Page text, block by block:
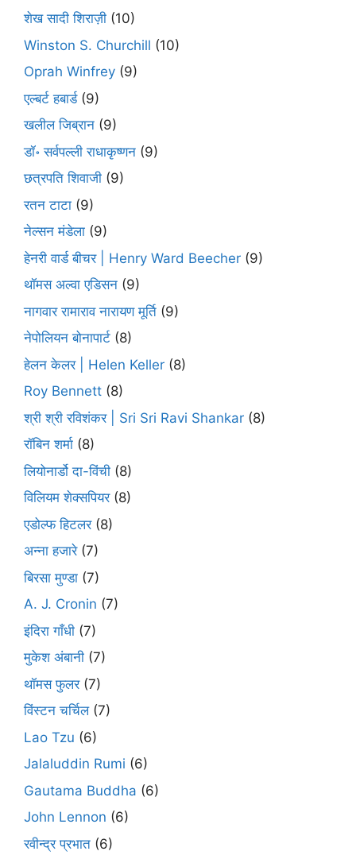
शेख सादी शिराज़ी (10)
Winston S. Churchill (10)
Oprah Winfrey (9)
एल्बर्ट हबार्ड(9)
खलील जिब्रान (9)
डॉ॰ सर्वपल्ली राधाकृष्णन (9)
छत्रपति शिवाजी (9)
रतन टाटा (9)
नेल्सन मंडेला (9)
हेनरी वार्ड बीचर | Henry Ward Beecher (9)
थॉमस अल्वा एडिसन (9)
नागवार रामाराव नारायण मूर्ति (9)
नेपोलियन बोनापार्ट (8)
हेलन केलर | Helen Keller (8)
Roy Bennett (8)
श्री श्री रविशंकर | Sri Sri Ravi Shankar (8)
रॉबिन शर्मा (8)
लियोनार्डो दा-विंची (8)
विलियम शेक्सपियर(8)
एडोल्फ हिटलर(8)
अन्ना हजारे(7)
बिरसा मुण्डा (7)
A. J. Cronin (7)
इंदिरा गाँधी (7)
मुकेश अंबानी (7)
थॉमस फुलर(7)
विंस्टन चर्चिल(7)
Lao Tzu (6)
Jalaluddin Rumi (6)
Gautama Buddha (6)
John Lennon (6)
रवीन्द्र प्रभात (6)